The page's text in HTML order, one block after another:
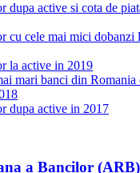
dupa active si cota de
cu cele mai mici dobanzi
la active in 2019
mari banci din Romania
dupa active in 2017
a Bancilor (ARB)